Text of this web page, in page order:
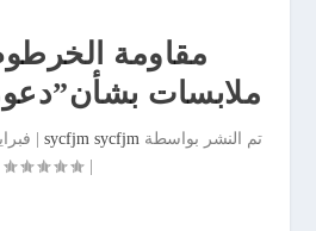
مقاومة
ملابسات
تم النشر بواسطةsycfjm sycfjm فبراير
|